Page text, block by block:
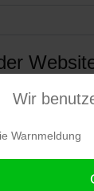
der
Daten
Wir
Warnmeldung